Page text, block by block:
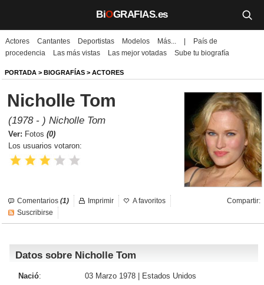
BiOGRAFIAS.es
Biografías
Películas
TV
Música
Un día como hoy
Galerías
Iniciar sesión
Actores Cantantes Deportistas Modelos Más...
País de
procedencia
Las más vistas Las mejor votadas Sube tu biografía
PORTADA > BIOGRAFÍAS > ACTORES
Nicholle Tom
(1978 - ) Nicholle Tom
Ver: Fotos (0)
Los usuarios votaron:
Comentarios (1) Compartir:
Imprimir
A favoritos
Suscribirse
Datos sobre Nicholle Tom
Nació: 03 Marzo 1978 |
Estados Unidos